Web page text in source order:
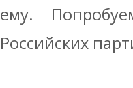
ему.
Российских